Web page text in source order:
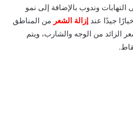
وندوب بالإضافة إلى نمو
جيدًا عند إزالة الشعر من المناطق
الزائد من الوجه والشارب، ويتم